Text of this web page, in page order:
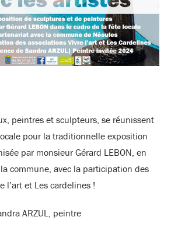
peintres et sculpteurs, se réunissent
pour la traditionnelle exposition
par monsieur Gérard LEBON, en
commune, avec la participation des
l’art et Les cardelines !
ARZUL, peintre